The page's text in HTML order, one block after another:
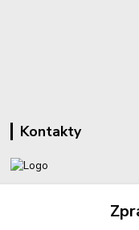
Kontakty